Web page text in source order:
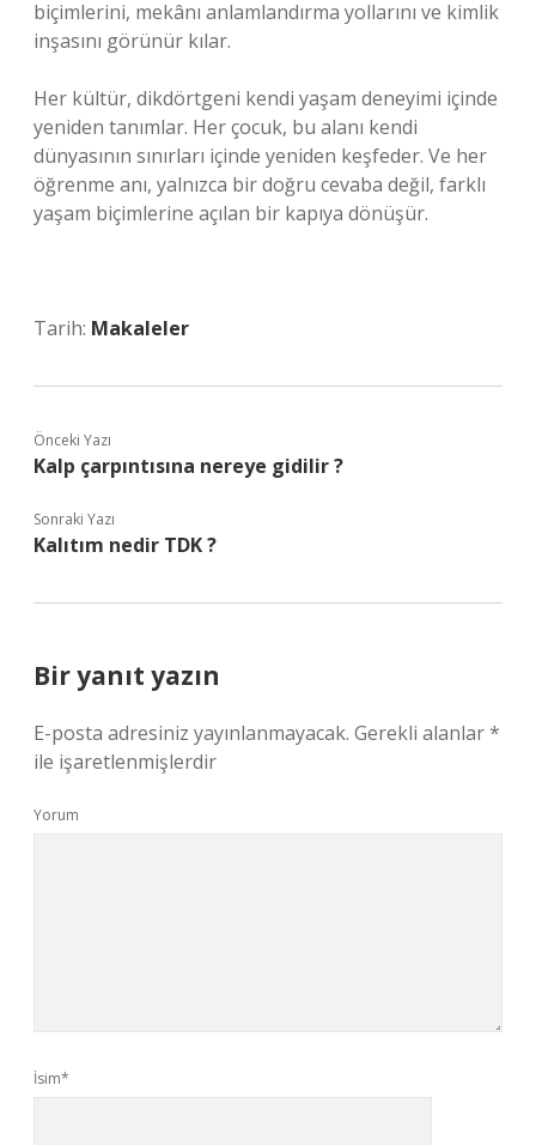
biçimlerini, mekânı anlamlandırma yollarını ve kimlik
inşasını görünür kılar.
Her kültür, dikdörtgeni kendi yaşam deneyimi içinde
yeniden tanımlar. Her çocuk, bu alanı kendi
dünyasının sınırları içinde yeniden keşfeder. Ve her
öğrenme anı, yalnızca bir doğru cevaba değil, farklı
yaşam biçimlerine açılan bir kapıya dönüşür.
Tarih: Makaleler
Önceki Yazı
Kalp çarpıntısına nereye gidilir ?
Sonraki Yazı
Kalıtım nedir TDK ?
Bir yanıt yazın
E-posta adresiniz yayınlanmayacak. Gerekli alanlar*
ile işaretlenmişlerdir
Yorum
İsim*